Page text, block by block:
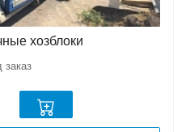
хозблоки
заказ